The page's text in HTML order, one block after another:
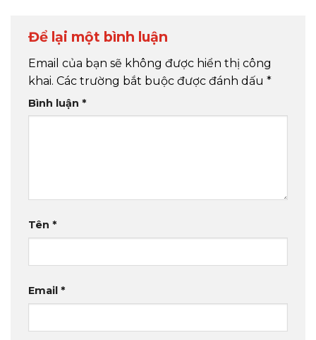
Để lại một bình luận
Email của bạn sẽ không được hiển thị công
khai. Các trường bắt buộc được đánh dấu *
Bình luận *
Tên *
Email *